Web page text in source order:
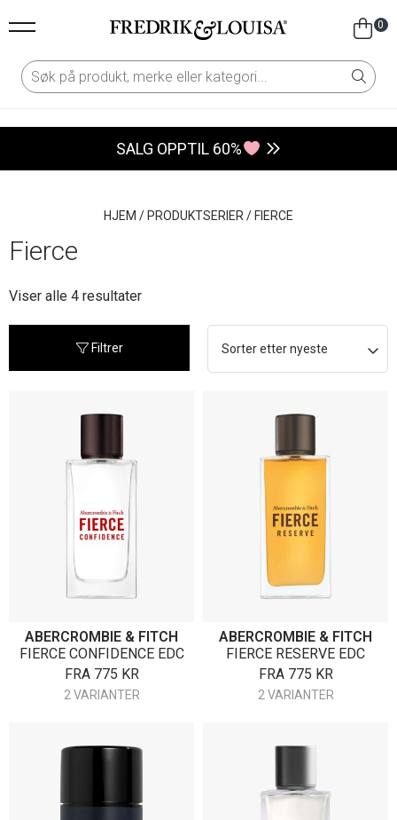
0
SALG OPPTIL 60%
HJEM / PRODUKTSERIER / FIERCE
Fierce
Viser alle 4 resultaterSortert
Filtrer
ABERCROMBIE & FITCH
FIERCE CONFIDENCE EDC
FRA 775 KR
2 VARIANTER
ABERCROMBIE & FITCH
FIERCE RESERVE EDC
FRA 775 KR
2 VARIANTER